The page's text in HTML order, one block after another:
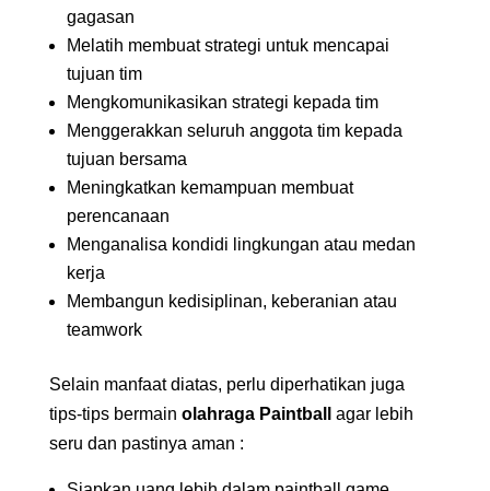
gagasan
Melatih membuat strategi untuk mencapai
tujuan tim
Mengkomunikasikan strategi kepada tim
Menggerakkan seluruh anggota tim kepada
tujuan bersama
Meningkatkan kemampuan membuat
perencanaan
Menganalisa kondidi lingkungan atau medan
kerja
Membangun kedisiplinan, keberanian atau
teamwork
Selain manfaat diatas, perlu diperhatikan juga
tips-tips bermain olahraga Paintball
agar lebih
seru dan pastinya aman :